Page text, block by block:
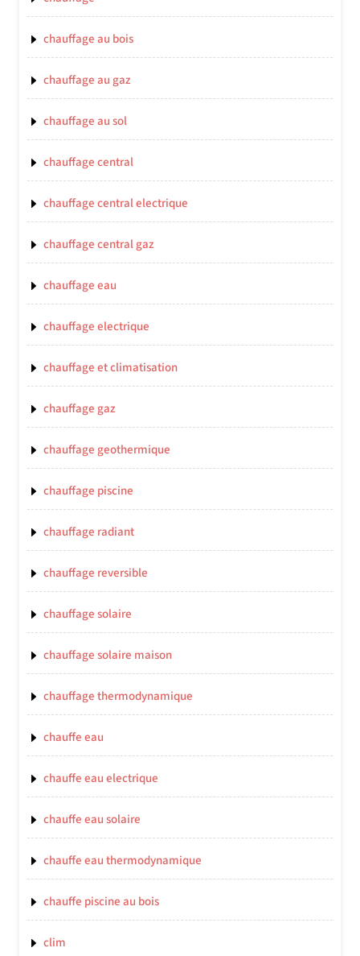
chauffage au bois
chauffage au gaz
chauffage au sol
chauffage central
chauffage central electrique
chauffage central gaz
chauffage eau
chauffage electrique
chauffage et climatisation
chauffage gaz
chauffage geothermique
chauffage piscine
chauffage radiant
chauffage reversible
chauffage solaire
chauffage solaire maison
chauffage thermodynamique
chauffe eau
chauffe eau electrique
chauffe eau solaire
chauffe eau thermodynamique
chauffe piscine au bois
clim